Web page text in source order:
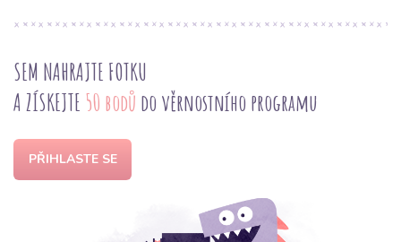
SEM NAHRAJTE FOTKU
A ZÍSKEJTE 50 bodů do věrnostního programu
PŘIHLASTE SE